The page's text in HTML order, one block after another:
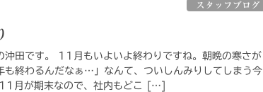
スタッフブログ
沖田です。 11月もいよいよ終わりですね。朝晩の寒さが
も終わるんだなぁ…」なんて、ついしんみりしてしまう今
11月が期末なので、社内もどこ […]